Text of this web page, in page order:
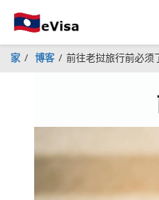
家 博客 前往老挝旅行前必须